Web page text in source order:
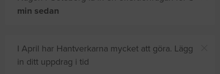
min sedan
I April har Hantverkarna mycket att göra. Lägg
in ditt uppdrag i tid